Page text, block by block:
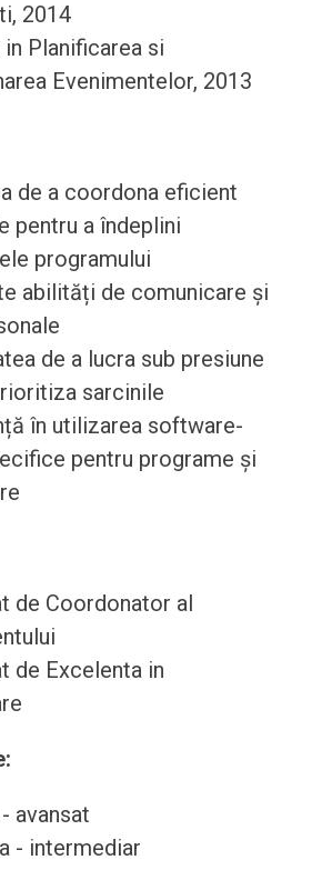
2014
Planificarea si
Evenimentelor, 2013
de a coordona eficient
pentru a îndeplini
programului
abilități de comunicare și
de a lucra sub presiune
sarcinile
în utilizarea software-
pentru programe și
de Coordonator al
de Excelenta in
avansat
- intermediar